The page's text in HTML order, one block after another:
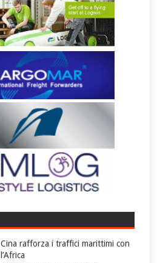
Cina rafforza i traffici marittimi con
l’Africa